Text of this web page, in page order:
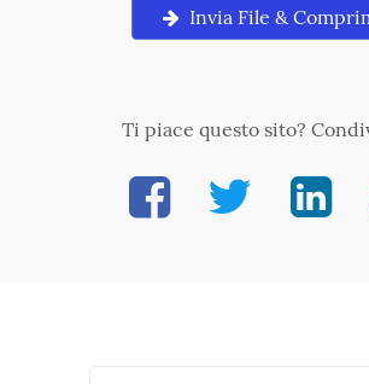
Invia File &
Ti piace questo sito?